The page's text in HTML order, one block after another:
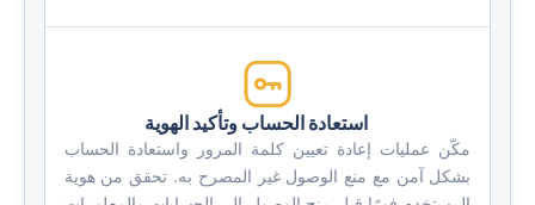
استعادة الحساب وتأكيد الهوية
مكّن عمليات إعادة تعيين كلمة المرور واستعادة الحساب
بشكل آمن مع منع الوصول غير المصرح به. تحقق من هوية